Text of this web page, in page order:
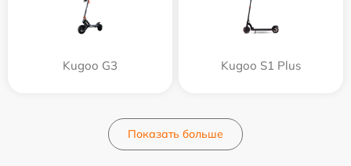
Kugoo G3 Kugoo S1 Plus
Показать больше